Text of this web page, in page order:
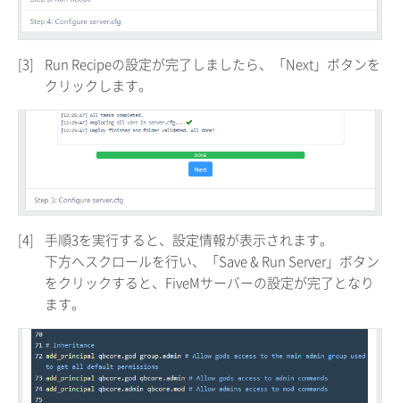
[3]
Run Recipeの設定が完了しましたら、「Next」ボタンを
クリックします。
[4]
手順3を実行すると、設定情報が表示されます。
下方へスクロールを行い、「Save & Run Server」ボタン
をクリックすると、FiveMサーバーの設定が完了となり
ます。